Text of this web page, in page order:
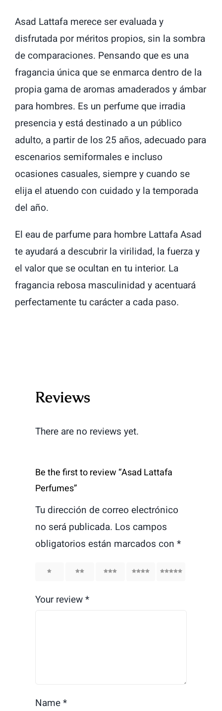
Asad Lattafa merece ser evaluada y
disfrutada por méritos propios, sin la sombra
de comparaciones. Pensando que es una
fragancia única que se enmarca dentro de la
propia gama de aromas amaderados y ámbar
para hombres. Es un perfume que irradia
presencia y está destinado a un público
adulto, a partir de los 25 años, adecuado para
escenarios semiformales e incluso
ocasiones casuales, siempre y cuando se
elija el atuendo con cuidado y la temporada
del año.
El eau de parfume para hombre Lattafa Asad
te ayudará a descubrir la virilidad, la fuerza y
el valor que se ocultan en tu interior. La
fragancia rebosa masculinidad y acentuará
perfectamente tu carácter a cada paso.
Reviews
There are no reviews yet.
Be the first to review “Asad Lattafa
Perfumes”
Tu dirección de correo electrónico
no será publicada. Los campos
obligatorios están marcados con *
2 3 4 5
Your review*
Name*